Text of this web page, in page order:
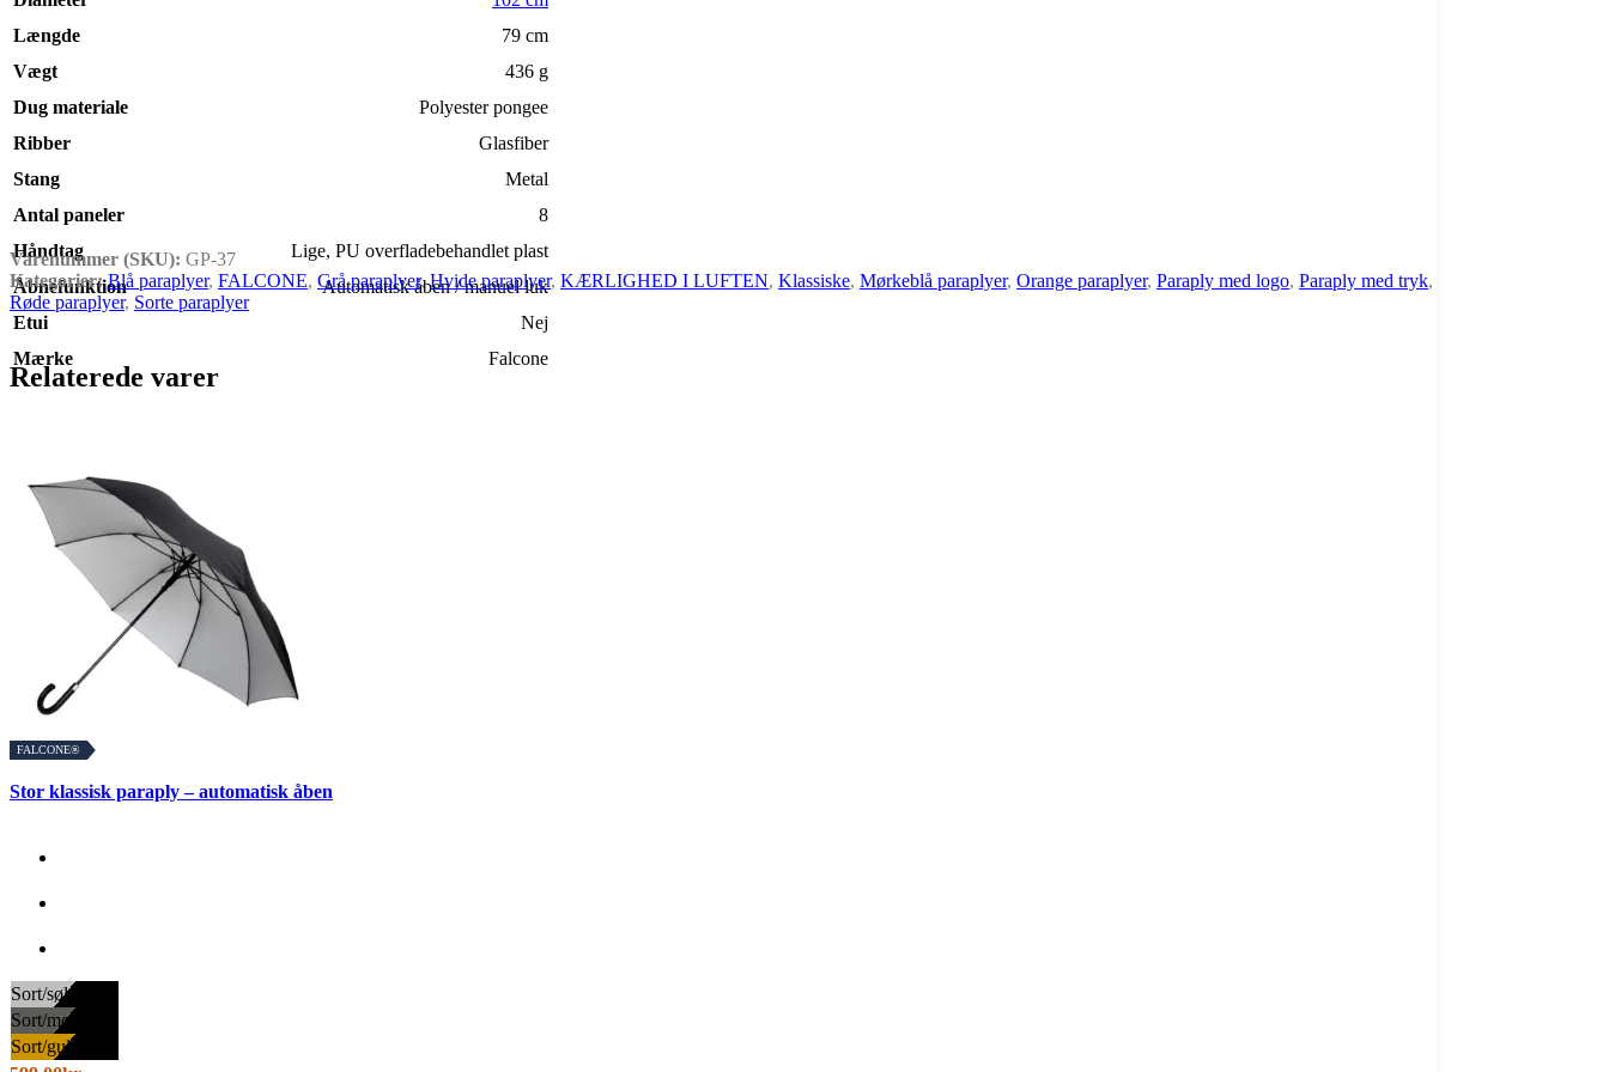
Længde
79 cm
Vægt
436 g
Dug materiale
Polyester pongee
Ribber
Glasfiber
Stang
Metal
Antal paneler
8
Håndtag
Lige, PU overfladebehandlet plast
Åbnefunktion
Automatisk åben / manuel luk
Etui
Nej
Mærke
Falcone
Varenummer (SKU): GP-37
Kategorier: Blå paraplyer, FALCONE, Grå paraplyer, Hvide paraplyer, KÆRLIGHED I LUFTEN, Klassiske, Mørkeblå paraplyer, Orange paraplyer, Paraply med logo, Paraply med tryk,
Røde paraplyer, Sorte paraplyer
Relaterede varer
FALCONE®
Stor klassisk paraply – automatisk åben
Sort/sølv
Sort/mørkegrå
Sort/guld